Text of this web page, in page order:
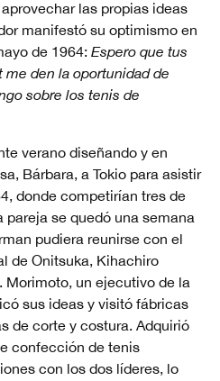
las propias ideas
manifestó su optimismo en
de 1964: Espero que tus
den la oportunidad de
sobre los tenis de
verano diseñando y en
Bárbara, a Tokio para asistir
donde competirían tres de
pareja se quedó una semana
pudiera reunirse con el
de Onitsuka, Kihachiro
Morimoto, un ejecutivo de la
sus ideas y visitó fábricas
de corte y costura. Adquirió
confección de tenis
con los dos líderes, lo